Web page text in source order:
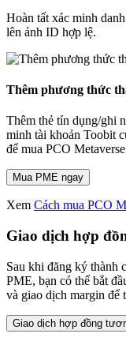
Hoàn tất xác minh
lên ảnh ID hợp lệ.
Thêm phương thức
Thêm thẻ tín dụng/ghi
minh tài khoản Toobit
để mua PCO
Mua PME ngay
Xem Cách mua PCO
Giao dịch hợp
Sau khi đăng ký thành
PME, bạn có thể bắt
và giao dịch margin để
Giao dịch hợp đồng